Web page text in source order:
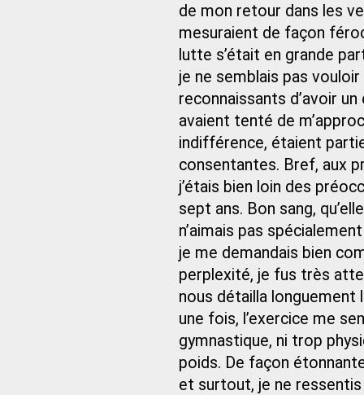
de mon retour dans les
mesuraient de façon
lutte s’était en grande
je ne semblais pas
reconnaissants d’avoir
avaient tenté de
indifférence, étaient
consentantes. Bref, aux
j’étais bien loin des
sept ans. Bon sang,
n’aimais pas
je me demandais bien
perplexité, je fus très
nous détailla longuement
une fois, l’exercice me
gymnastique, ni trop
poids. De façon
et surtout, je ne